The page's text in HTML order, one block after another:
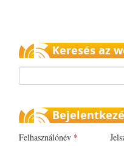
Keresés az
Felhasználónév *